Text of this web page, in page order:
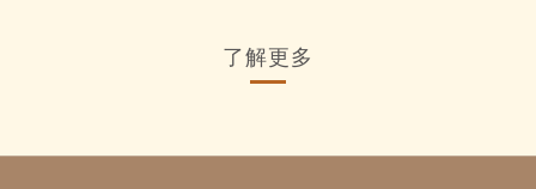
了解更多